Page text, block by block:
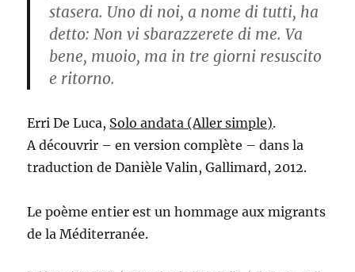
stasera. Uno di noi, a nome di tutti, ha
detto: Non vi sbarazzerete di me. Va
bene, muoio, ma in tre giorni resuscito
e ritorno.
Erri De Luca, Solo andata (Aller simple).
A découvrir – en version complète – dans la
traduction de Danièle Valin, Gallimard, 2012.
Le poème entier est un hommage aux migrants
de la Méditerranée.